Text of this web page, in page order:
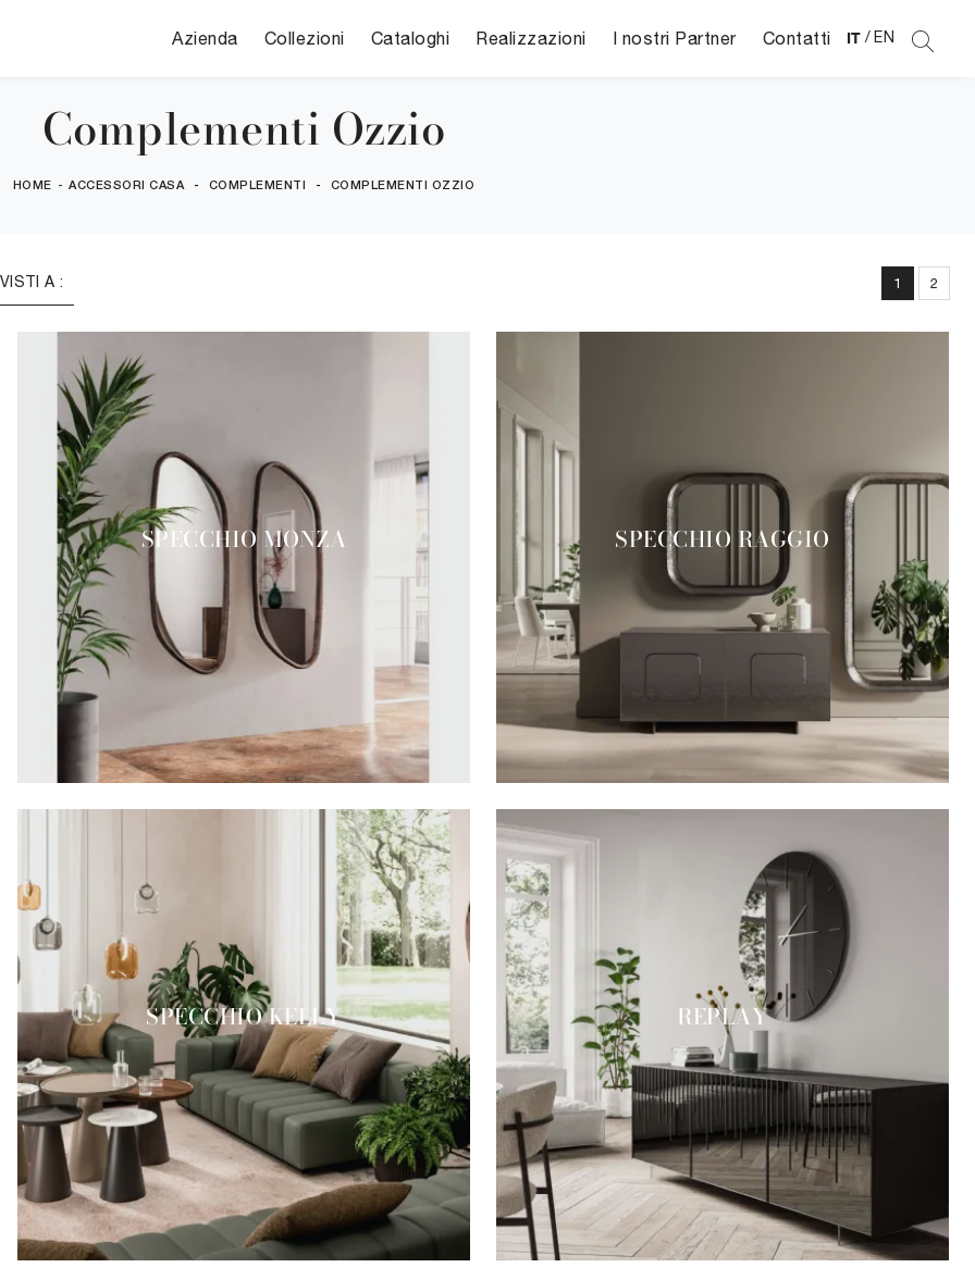
Azienda Collezioni Cataloghi Realizzazioni I nostri Partner Contatti IT / EN
Complementi Ozzio
HOME - ACCESSORI CASA - COMPLEMENTI - COMPLEMENTI OZZIO
A : 1 2
SPECCHIO MONZA SPECCHIO RAGGIO
SPECCHIO KELLY REPLAY